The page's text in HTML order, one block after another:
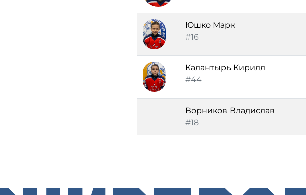
Юшко Марк
#16
Калантырь Кирилл
#44
Ворников Владислав
#18